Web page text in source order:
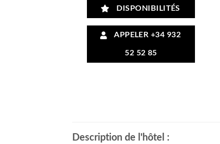
DISPONIBILITÉS
APPELER +34 932
52 52 85
Description de l'hôtel :